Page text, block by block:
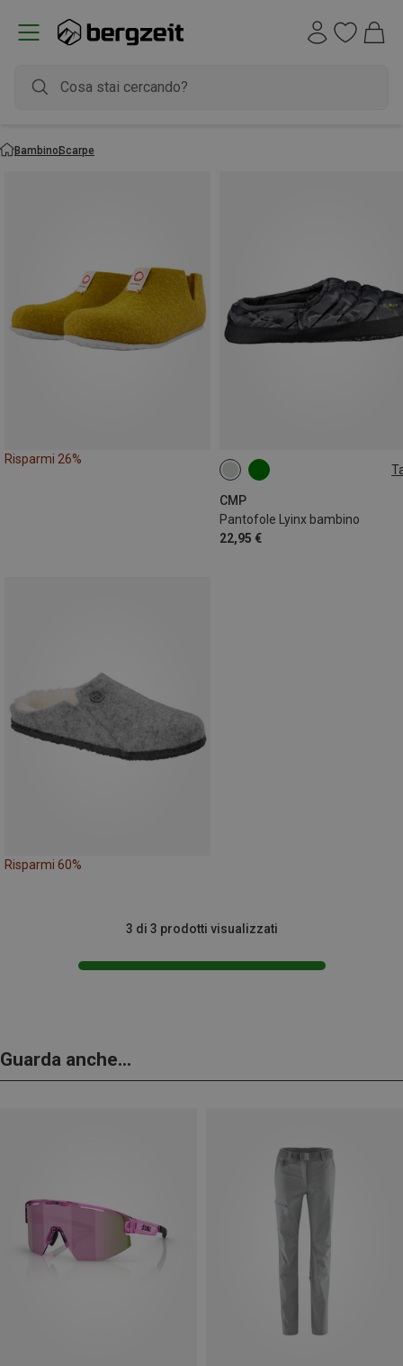
BambinoScarpe
Risparmi 26%
CMP
Pantofole Lyinx bambino
22,95 €
30|31
Risparmi 60%
3 di 3 prodotti visualizzati
Guarda anche...